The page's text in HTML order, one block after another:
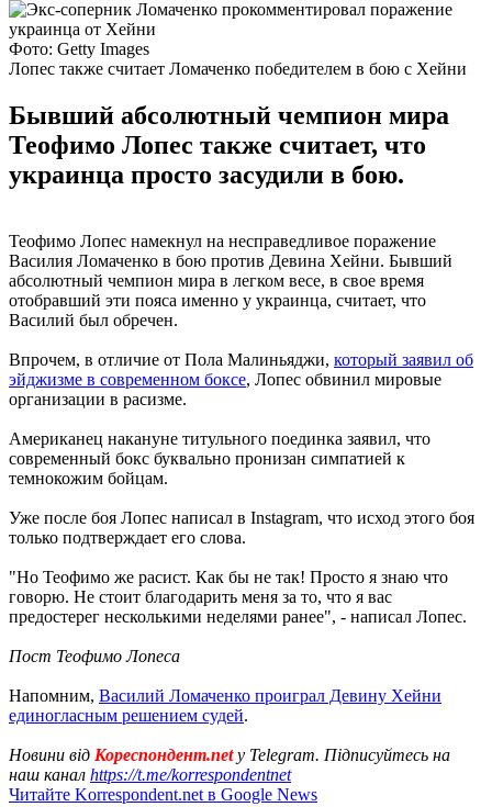
Фото: Getty Images
Лопес также считает Ломаченко победителем в бою с Хейни
Бывший абсолютный чемпион мира
Теофимо Лопес также считает, что
украинца просто засудили в бою.
Теофимо Лопес намекнул на несправедливое поражение
Василия Ломаченко в бою против Девина Хейни. Бывший
абсолютный чемпион мира в легком весе, в свое время
отобравший эти пояса именно у украинца, считает, что
Василий был обречен.
Впрочем, в отличие от Пола Малиньяджи, который заявил об
эйджизме в современном боксе, Лопес обвинил мировые
организации в расизме.
Американец накануне титульного поединка заявил, что
современный бокс буквально пронизан симпатией к
темнокожим бойцам.
Уже после боя Лопес написал в Instagram, что исход этого боя
только подтверждает его слова.
"Но Теофимо же расист. Как бы не так! Просто я знаю что
говорю. Не стоит благодарить меня за то, что я вас
предостерег несколькими неделями ранее", - написал Лопес.
Пост Теофимо Лопеса
Напомним, Василий Ломаченко проиграл Девину Хейни
единогласным решением судей.
Новини від Кореспондент.netу Telegram. Підписуйтесь на
наш канал https://t.me/korrespondentnet
Читайте Korrespondent.net в Google News